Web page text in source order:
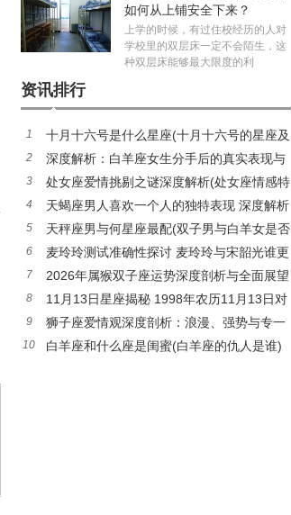
如何从上铺安全下来？
上学的时候，有过住校经历的人对
学校里的双层床一定不会陌生，这
种双层床能够最大限度的利
资讯排行
1
十月十六号是什么星座(十月十六号的星座及
特殊意义)
2
深度解析：白羊座女生分手后的真实表现与
真假分手辨别
3
处女座爱情挑剔之谜深度解析(处女座情感特
质)
4
天蝎座男人喜欢一个人的独特表现 深度解析
准到爆
5
天秤座男与何星座最配(双子男与白羊女是否
般配)
6
麦玲玲测试准确性探讨 麦玲玲与宋韶光谁更
准
7 2026年属猴双子座运势深度剖析与全面展望
8
11月13日星座揭秘 1998年农历11月13日对
应星座深度解析
9
狮子座爱情观深度剖析：浪漫、强势与专一
并存
10 白羊座和什么座是闺蜜(白羊座的仇人是谁)